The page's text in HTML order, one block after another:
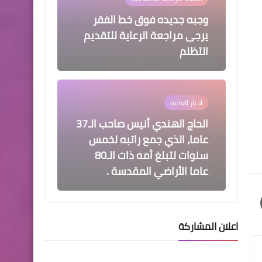
وجبه جديده فوق خط الفقر
يرجى مراجعة الرعاية للتقديم
التظلم
اخبار العامة
الحاج الهندي أنيس صاحب الـ37
عاما، الذي جمع راتبه لخمس
سنوات لتبلغ أمه ذات الـ80
عاما الأراضي المقدسة .
اسماء االرعاية الاجتماعية
اعلان المشاركة